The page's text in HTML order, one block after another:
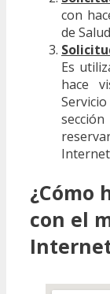
con
de
Es
hace
¿Cómo
con el